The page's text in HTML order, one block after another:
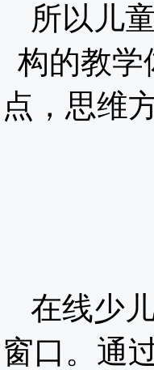
所以儿
构的教学
点，思维
在线少
窗口。通